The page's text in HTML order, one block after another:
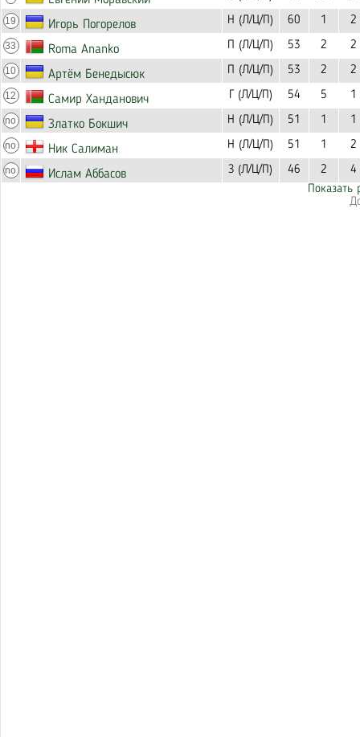
19 Игорь Погорелов Н (Л/Ц/П) 60 1 2
33 Roma Ananko П (Л/Ц/П) 53 2 2
10 Артём Бенедысюк П (Л/Ц/П) 53 2 2
12 Самир Ханданович Г (Л/Ц/П) 54 5 1
no Златко Бокшич Н (Л/Ц/П) 51 1 1
no Ник Салиман Н (Л/Ц/П) 51 1 2
no Ислам Аббасов З (Л/Ц/П) 46 2
4
Показать